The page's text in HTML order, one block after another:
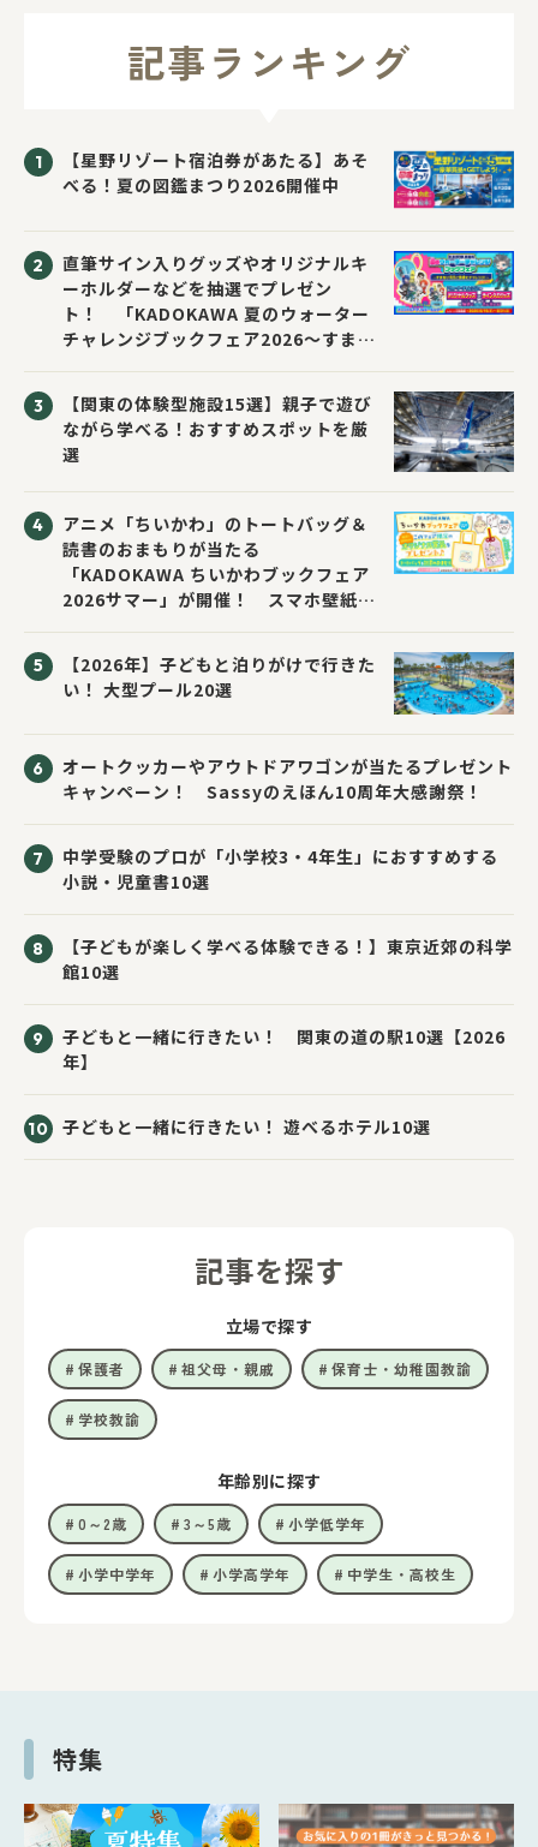
記事ランキング
【星野リゾート宿泊券があたる】あそ
べる！夏の図鑑まつり2026開催中
直筆サイン入りグッズやオリジナルキ
ーホルダーなどを抽選でプレゼン
ト！ 「KADOKAWA 夏のウォーター
チャレンジブックフェア2026～すまな
【関東の体験型施設15選】親子で遊び
ながら学べる！おすすめスポットを厳
選
アニメ「ちいかわ」のトートバッグ＆
読書のおまもりが当たる
「KADOKAWA ちいかわブックフェア
2026サマー」が開催！ スマホ壁紙は
【2026年】子どもと泊りがけで行きた
い！ 大型プール20選
オートクッカーやアウトドアワゴンが当たるプレゼント
キャンペーン！ Sassyのえほん10周年大感謝祭！
中学受験のプロが「小学校3・4年生」におすすめする
小説・児童書10選
【子どもが楽しく学べる体験できる！】東京近郊の科学
館10選
子どもと一緒に行きたい！ 関東の道の駅10選【2026
年】
子どもと一緒に行きたい！ 遊べるホテル10選
記事を探す
立場で探す
保護者 祖父母・親戚 保育士・幼稚園教諭
学校教諭
年齢別に探す
0～2歳 3～5歳 小学低学年
小学中学年 小学高学年 中学生・高校生
特集